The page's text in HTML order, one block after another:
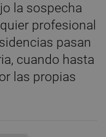
la sospecha
profesional
pasan
cuando hasta
las propias